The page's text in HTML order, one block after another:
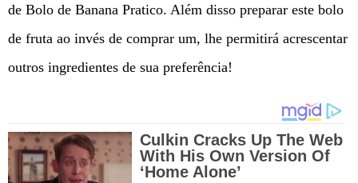
de Bolo de Banana Pratico. Além disso preparar este bolo
de fruta ao invés de comprar um, lhe permitirá acrescentar
outros ingredientes de sua preferência!